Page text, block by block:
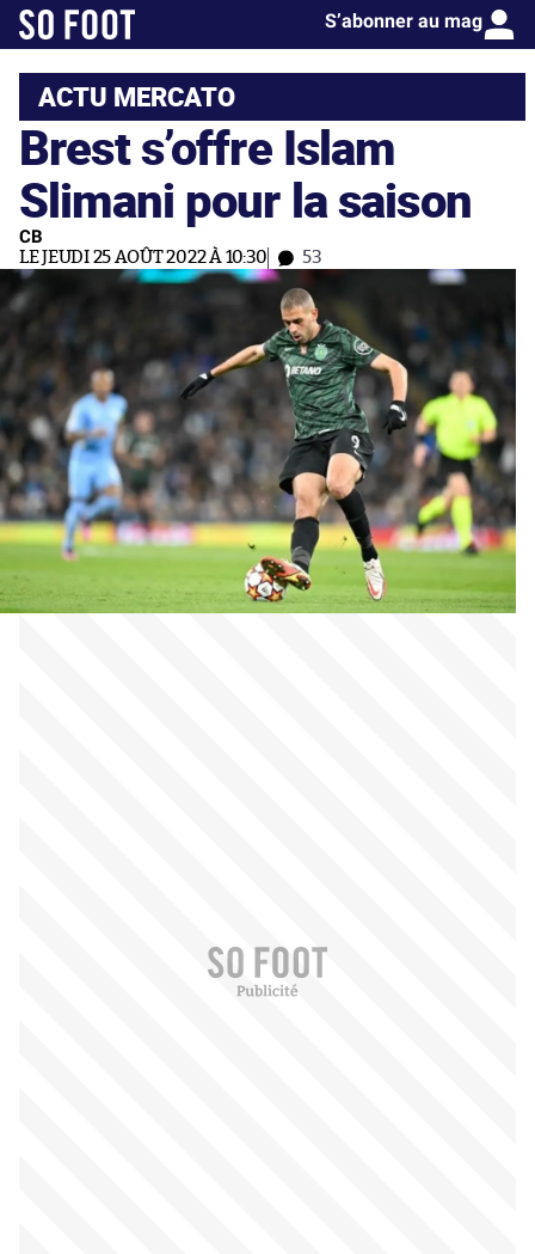
S’abonner au mag
ACTU MERCATO
Brest s’offre Islam
Slimani pour la saison
CB
LE JEUDI 25 AOÛT 2022 À 10:30 53